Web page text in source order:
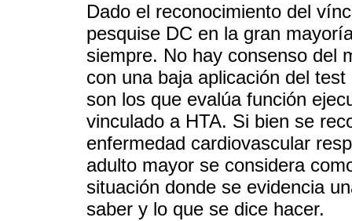
Dado el reconocimiento del
pesquise DC en la gran
siempre. No hay consenso del
con una baja aplicación del
son los que evalúa función
vinculado a HTA. Si bien se
enfermedad cardiovascular
adulto mayor se considera
situación donde se evidencia
saber y lo que se dice hacer.